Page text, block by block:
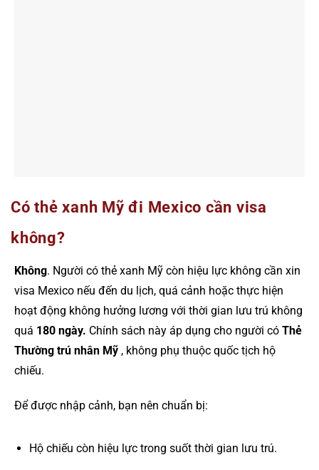
Có thẻ xanh Mỹ đi Mexico cần visa
không?
Không. Người có thẻ xanh Mỹ còn hiệu lực không cần xin
visa Mexico nếu đến du lịch, quá cảnh hoặc thực hiện
hoạt động không hưởng lương với thời gian lưu trú không
quá 180 ngày. Chính sách này áp dụng cho người có Thẻ
Thường trú nhân Mỹ , không phụ thuộc quốc tịch hộ
chiếu.
Để được nhập cảnh, bạn nên chuẩn bị:
Hộ chiếu còn hiệu lực trong suốt thời gian lưu trú.